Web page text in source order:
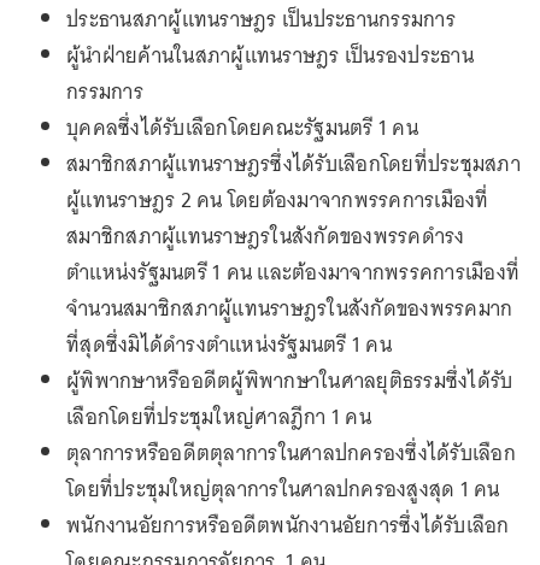
ประธานสภาผู้แทนราษฎร เป็นประธานกรรมการ
ผู้นำฝ่ายค้านในสภาผู้แทนราษฎร เป็นรองประธาน
กรรมการ
บุคคลซึ่งได้รับเลือกโดยคณะรัฐมนตรี 1 คน
สมาชิกสภาผู้แทนราษฎรซึ่งได้รับเลือกโดยที่ประชุมสภา
ผู้แทนราษฎร 2 คน โดยต้องมาจากพรรคการเมืองที่
สมาชิกสภาผู้แทนราษฎรในสังกัดของพรรคดำรง
ตำแหน่งรัฐมนตรี 1 คน และต้องมาจากพรรคการเมืองที่
จำนวนสมาชิกสภาผู้แทนราษฎรในสังกัดของพรรคมาก
ที่สุดซึ่งมิได้ดำรงตำแหน่งรัฐมนตรี 1 คน
ผู้พิพากษาหรืออดีตผู้พิพากษาในศาลยุติธรรมซึ่งได้รับ
เลือกโดยที่ประชุมใหญ่ศาลฎีกา 1 คน
ตุลาการหรืออดีตตุลาการในศาลปกครองซึ่งได้รับเลือก
โดยที่ประชุมใหญ่ตุลาการในศาลปกครองสูงสุด 1 คน
พนักงานอัยการหรืออดีตพนักงานอัยการซึ่งได้รับเลือก